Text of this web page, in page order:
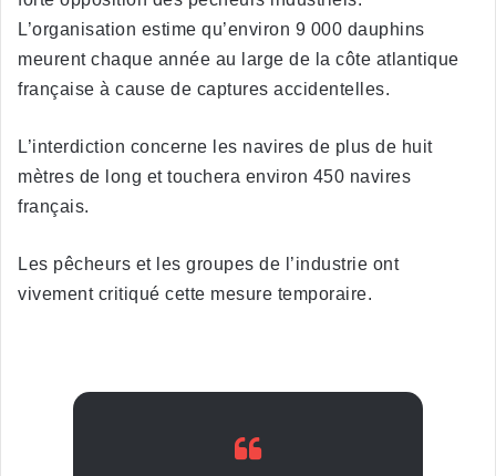
L’organisation estime qu’environ 9 000 dauphins
meurent chaque année au large de la côte atlantique
française à cause de captures accidentelles.
L’interdiction concerne les navires de plus de huit
mètres de long et touchera environ 450 navires
français.
Les pêcheurs et les groupes de l’industrie ont
vivement critiqué cette mesure temporaire.